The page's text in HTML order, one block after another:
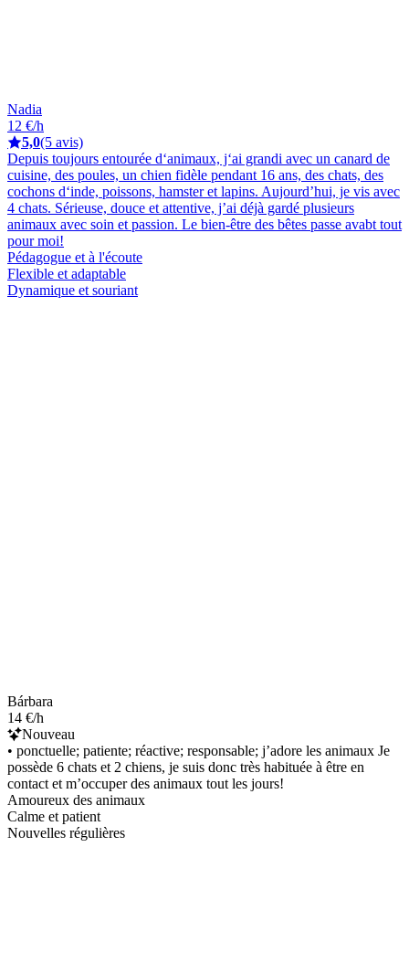
Nadia
12 €/h
5,0(5 avis)
Depuis toujours entourée d‘animaux, j‘ai grandi avec un canard de
cuisine, des poules, un chien fidèle pendant 16 ans, des chats, des
cochons d‘inde, poissons, hamster et lapins. Aujourd’hui, je vis avec
4 chats. Sérieuse, douce et attentive, j’ai déjà gardé plusieurs
animaux avec soin et passion. Le bien-être des bêtes passe avabt tout
pour moi!
Pédagogue et à l'écoute
Flexible et adaptable
Dynamique et souriant
Bárbara
14 €/h
Nouveau
• ponctuelle; patiente; réactive; responsable; j’adore les animaux Je
possède 6 chats et 2 chiens, je suis donc très habituée à être en
contact et m’occuper des animaux tout les jours!
Amoureux des animaux
Calme et patient
Nouvelles régulières